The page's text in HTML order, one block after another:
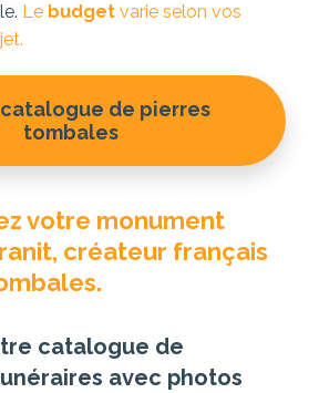
Le budget varie selon vos
de pierres
tombales
votre monument
créateur français
catalogue de
avec photos